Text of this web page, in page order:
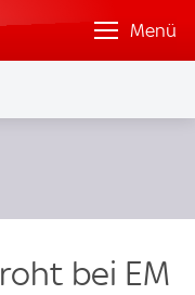
Menü
bei EM